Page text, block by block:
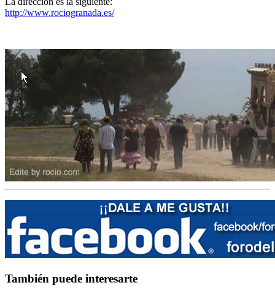
http://www.rociogranada.es/
También puede interesarte